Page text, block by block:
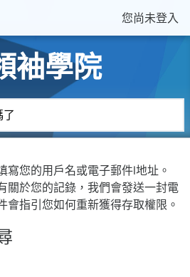
您尚未登入
袖學院
了
寫您的用戶名或電子郵件l地址。
關於您的記錄，我們會發送一封電
會指引您如何重新獲得存取權限。